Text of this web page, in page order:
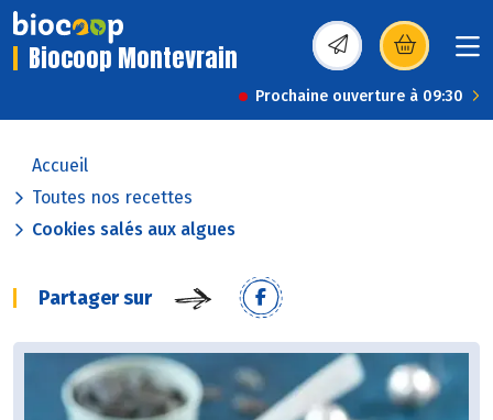
Biocoop Montevrain (s’ouvre dans une
Prochaine ouverture à 09:30
Accueil
Toutes nos recettes
Cookies salés aux algues
Partager sur